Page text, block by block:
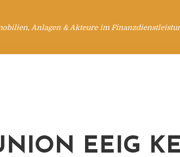
Anlagen & Akteure im
EEIG